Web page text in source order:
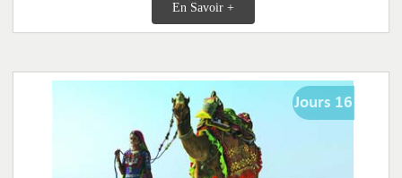
En Savoir +
Jours 16